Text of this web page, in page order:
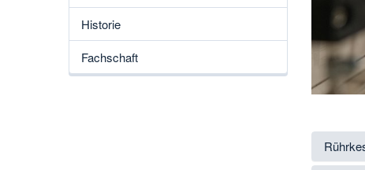
Historie
Fachschaft